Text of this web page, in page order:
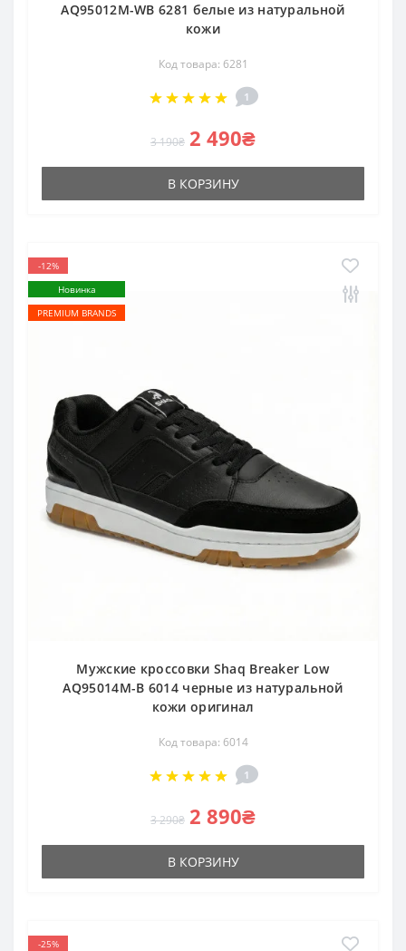
AQ95012M-WB 6281 белые из натуральной
кожи
Код товара: 6281
1
3 190₴ 2 490₴
В КОРЗИНУ
-12%
Новинка
PREMIUM BRANDS
Мужские кроссовки Shaq Breaker Low
AQ95014M-B 6014 черные из натуральной
кожи оригинал
Код товара: 6014
1
3 290₴ 2 890₴
В КОРЗИНУ
-25%